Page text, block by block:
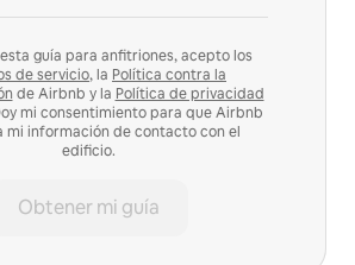
guía para anfitriones, acepto los
de servicio, la Política contra la
de Airbnb y la Política de privacidad
mi consentimiento para que Airbnb
mi información de contacto con el
edificio.
Obtener mi guía